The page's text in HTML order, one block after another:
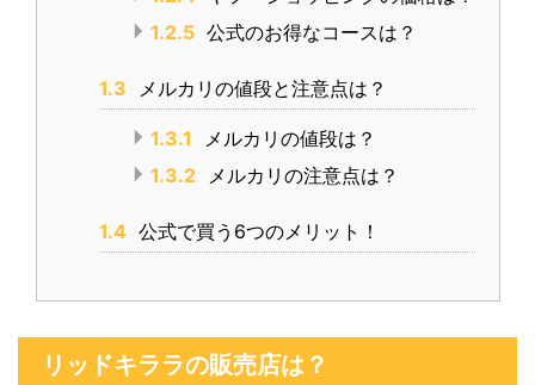
1.2.5 公式のお得なコースは？
1.3 メルカリの値段と注意点は？
1.3.1
メルカリの値段は？
1.3.2
メルカリの注意点は？
1.4 公式で買う6つのメリット！
リッドキララの販売店は？